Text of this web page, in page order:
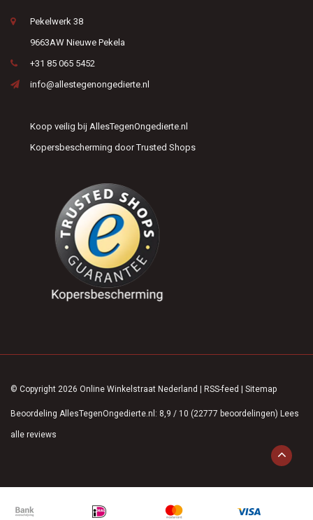
Pekelwerk 38
9663AW Nieuwe Pekela
+31 85 065 5452
info@allestegenongedierte.nl
Koop veilig bij AllesTegenOngedierte.nl
Kopersbescherming door Trusted Shops
© Copyright 2026 Online Winkelstraat Nederland RSS-feed Sitemap
Beoordeling AllesTegenOngedierte.nl : 8,9 / 10 (22777 beoordelingen) Lees
alle reviews